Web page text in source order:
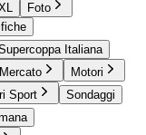
Foto
Italiana
Mercato
Motori
Sport
Sondaggi